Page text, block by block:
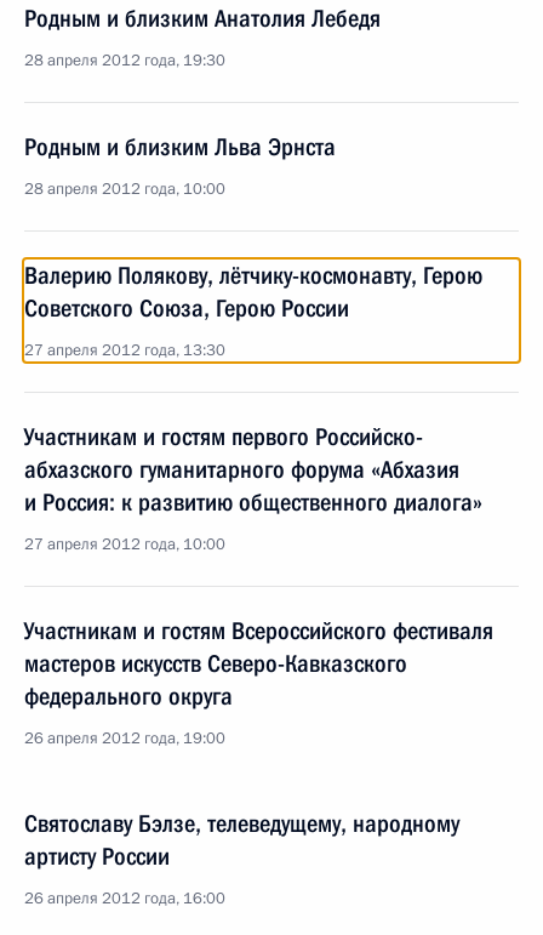
Родным и близким Анатолия Лебедя
28 апреля 2012 года, 19:30
Родным и близким Льва Эрнста
28 апреля 2012 года, 10:00
Валерию Полякову, лётчику-космонавту, Герою
Советского Союза, Герою России
27 апреля 2012 года, 13:30
Участникам и гостям первого Российско-
абхазского гуманитарного форума «Абхазия
и Россия: к развитию общественного диалога»
27 апреля 2012 года, 10:00
Участникам и гостям Всероссийского фестиваля
мастеров искусств Северо-Кавказского
федерального округа
26 апреля 2012 года, 19:00
Святославу Бэлзе, телеведущему, народному
артисту России
26 апреля 2012 года, 16:00